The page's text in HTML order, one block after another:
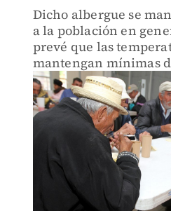
Dicho albergue se
a la población en
prevé que las
mantengan mínimas
semana en el sur del